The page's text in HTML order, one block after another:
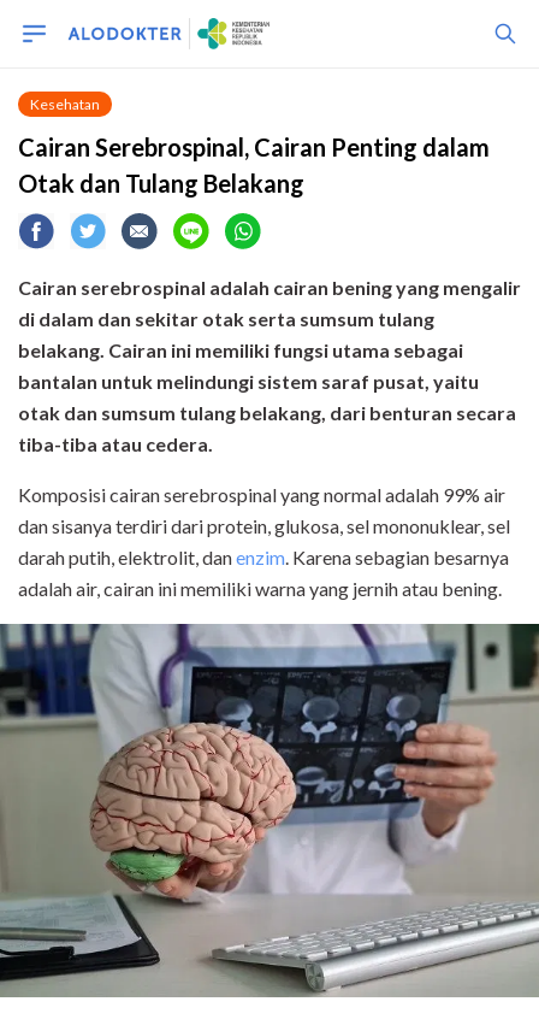
Kesehatan
Cairan Serebrospinal, Cairan Penting dalam
Otak dan Tulang Belakang
Cairan serebrospinal adalah cairan bening yang mengalir
di dalam dan sekitar otak serta sumsum tulang
belakang. Cairan ini memiliki fungsi utama sebagai
bantalan untuk melindungi sistem saraf pusat, yaitu
otak dan sumsum tulang belakang, dari benturan secara
tiba-tiba atau cedera.
Komposisi cairan serebrospinal yang normal adalah 99% air
dan sisanya terdiri dari protein, glukosa, sel mononuklear, sel
darah putih, elektrolit, danenzim. Karena sebagian besarnya
adalah air, cairan ini memiliki warna yang jernih atau bening.